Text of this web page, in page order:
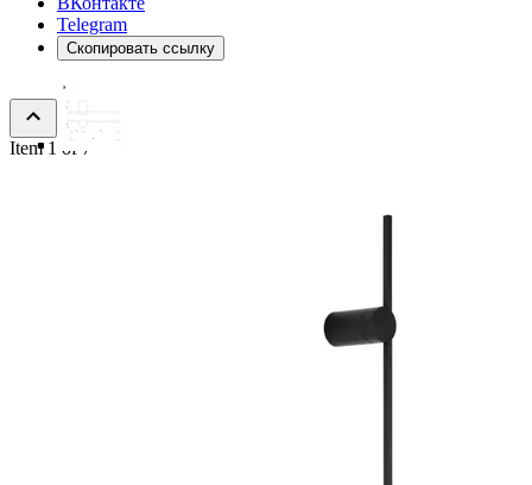
Telegram
Скопировать ссылку
Item 1 of 7